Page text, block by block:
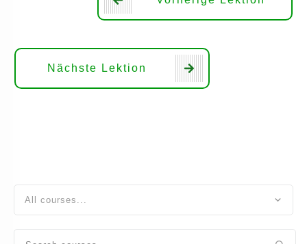
Nächste Lektion
All courses...